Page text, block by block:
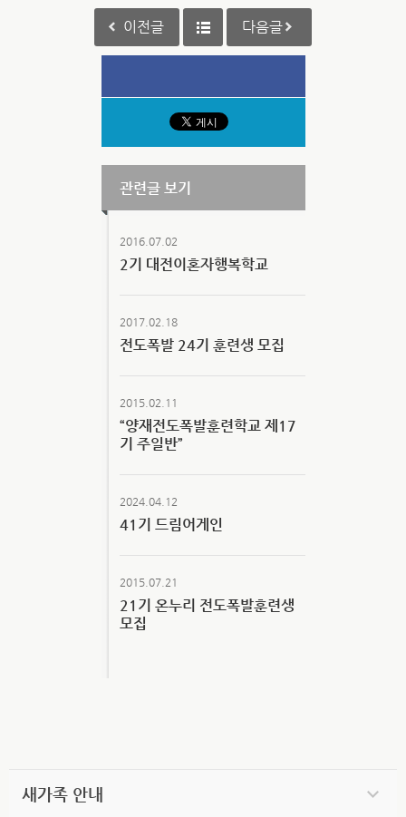
이전글 다음글
관련글 보기
2016.07.02
2기 대전이혼자행복학교
2017.02.18
전도폭발 24기 훈련생 모집
2015.02.11
“양재전도폭발훈련학교 제17
기 주일반”
2024.04.12
41기 드림어게인
2015.07.21
21기 온누리 전도폭발훈련생
모집
새가족 안내